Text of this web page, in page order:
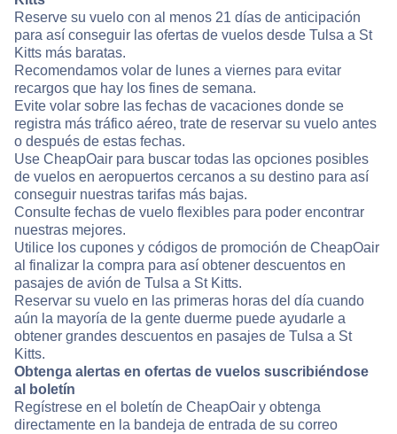
Reserve su vuelo con al menos 21 días de anticipación
para así conseguir las ofertas de vuelos desde Tulsa a St
Kitts más baratas.
Recomendamos volar de lunes a viernes para evitar
recargos que hay los fines de semana.
Evite volar sobre las fechas de vacaciones donde se
registra más tráfico aéreo, trate de reservar su vuelo antes
o después de estas fechas.
Use CheapOair para buscar todas las opciones posibles
de vuelos en aeropuertos cercanos a su destino para así
conseguir nuestras tarifas más bajas.
Consulte fechas de vuelo flexibles para poder encontrar
nuestras mejores.
Utilice los cupones y códigos de promoción de CheapOair
al finalizar la compra para así obtener descuentos en
pasajes de avión de Tulsa a St Kitts.
Reservar su vuelo en las primeras horas del día cuando
aún la mayoría de la gente duerme puede ayudarle a
obtener grandes descuentos en pasajes de Tulsa a St
Kitts.
Obtenga alertas en ofertas de vuelos suscribiéndose
al boletín
Regístrese en el boletín de CheapOair y obtenga
directamente en la bandeja de entrada de su correo